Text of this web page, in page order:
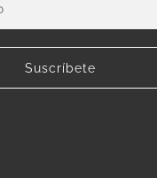
Suscríbete